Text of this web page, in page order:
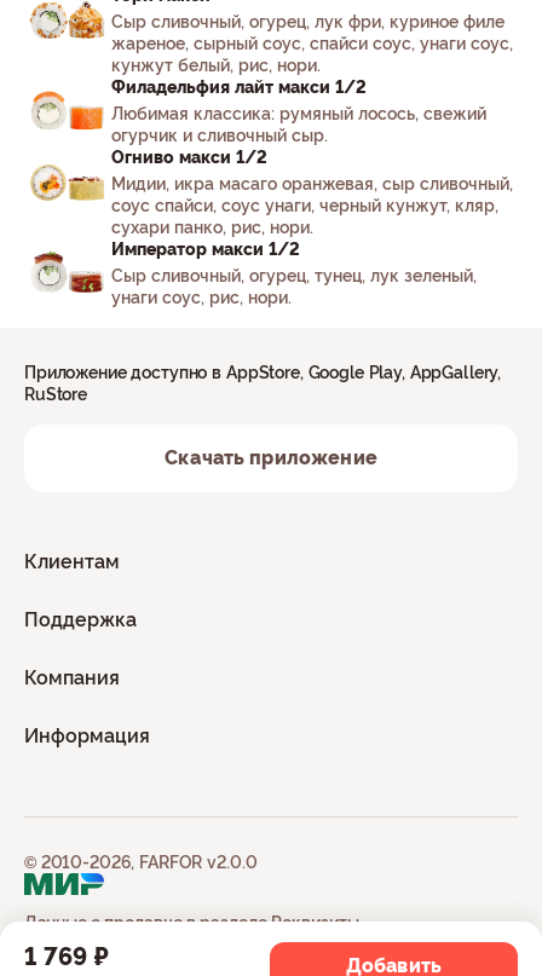
1 769 ₽ Добавить
Сыр сливочный, огурец, лук фри, куриное филе
жареное, сырный соус, спайси соус, унаги соус,
кунжут белый, рис, нори.
Филадельфия лайт макси 1/2
Любимая классика: румяный лосось, свежий
огурчик и сливочный сыр.
Огниво макси 1/2
Мидии, икра масаго оранжевая, сыр сливочный,
соус спайси, соус унаги, черный кунжут, кляр,
сухари панко, рис, нори.
Император макси 1/2
Сыр сливочный, огурец, тунец, лук зеленый,
унаги соус, рис, нори.
Клиентам
Поддержка
Компания
Информация
Приложение доступно в AppStore, Google Play, AppGallery,
RuStore
Скачать приложение
Данные о продавце в разделеРеквизиты
© 2010-2026, FARFOR v2.0.0